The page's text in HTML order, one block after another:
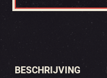
BESCHRIJVING